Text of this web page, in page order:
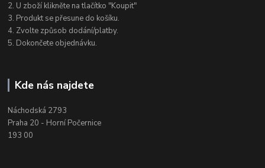
2. U zboží klikněte na tlačítko "Koupit"
3. Produkt se přesune do košíku.
4. Zvolte způsob dodání/platby.
5. Dokončete objednávku.
Kde nás najdete
Náchodská 2793
Praha 20 - Horní Počernice
193 00